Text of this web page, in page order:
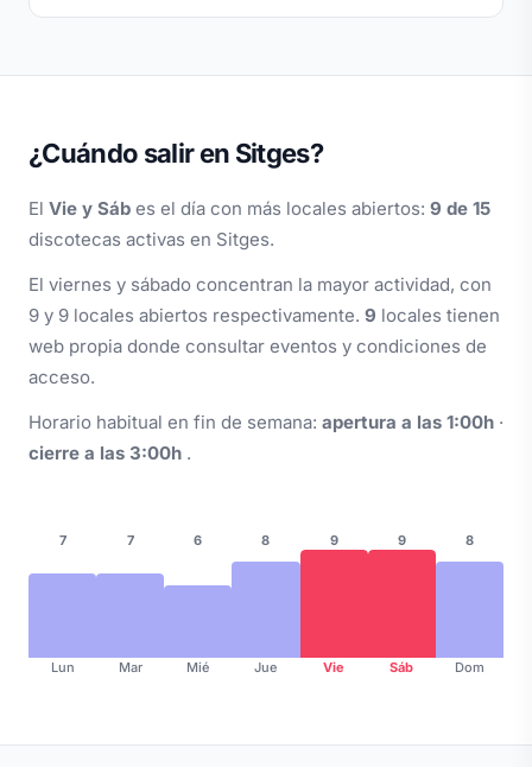
¿Cuándo salir en Sitges?
El Vie y Sáb es el día con más locales abiertos: 9 de 15
discotecas activas en Sitges.
El viernes y sábado concentran la mayor actividad, con
9 y 9 locales abiertos respectivamente. 9 locales tienen
web propia donde consultar eventos y condiciones de
acceso.
Horario habitual en fin de semana: apertura a las 1:00h ·
cierre a las 3:00h .
7
Lun
7
Mar
6
Mié
8
Jue
9
Vie
9
Sáb
8
Dom